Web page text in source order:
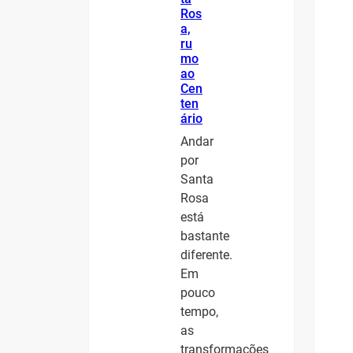
Ros
a,
ru
mo
ao
Cen
ten
ário
Andar
por
Santa
Rosa
está
bastante
diferente.
Em
pouco
tempo,
as
transformações